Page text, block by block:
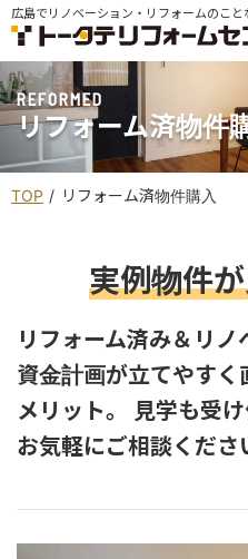
広島でリノベーション・リフォームのこと
REFORMED
リフォーム済物件
TOP リフォーム済物件購入
実例物件
リフォーム済み＆リノ
資金計画が立てやす
メリット。
見学も受け
お気軽にご相談くださ